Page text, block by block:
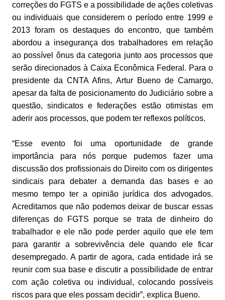
correções do FGTS e a possibilidade de ações coletivas
ou individuais que considerem o período entre 1999 e
2013 foram os destaques do encontro, que também
abordou a insegurança dos trabalhadores em relação
ao possível ônus da categoria junto aos processos que
serão direcionados à Caixa Econômica Federal. Para o
presidente da CNTA Afins, Artur Bueno de Camargo,
apesar da falta de posicionamento do Judiciário sobre a
questão, sindicatos e federações estão otimistas em
aderir aos processos, que podem ter reflexos políticos.
“Esse evento foi uma oportunidade de grande
importância para nós porque pudemos fazer uma
discussão dos profissionais do Direito com os dirigentes
sindicais para debater a demanda das bases e ao
mesmo tempo ter a opinião jurídica dos advogados.
Acreditamos que não podemos deixar de buscar essas
diferenças do FGTS porque se trata de dinheiro do
trabalhador e ele não pode perder aquilo que ele tem
para garantir a sobrevivência dele quando ele ficar
desempregado. A partir de agora, cada entidade irá se
reunir com sua base e discutir a possibilidade de entrar
com ação coletiva ou individual, colocando possíveis
riscos para que eles possam decidir”, explica Bueno.